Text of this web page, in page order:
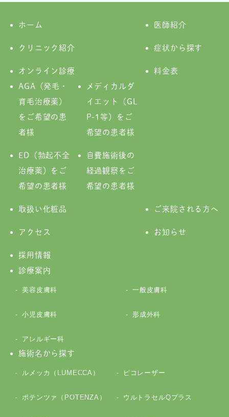
ホーム 医師紹介
クリニック紹介 症状から探す
オンライン診療
AGA（発毛・
育毛治療薬）
をご希望の患
者様
メディカルダ
イエット（GL
P-1等）をご
希望の患者様
ED（勃起不全
治療薬）をご
希望の患者様
自費施術後の
経過観察をご
希望の患者様
料金表
取扱い化粧品 ご来院される方へ
アクセス お知らせ
採用情報
診療案内
美容皮膚科 一般皮膚科
小児皮膚科 形成外科
アレルギー科
施術名から探す
ルメッカ（LUMECCA） ピコレーザー
ポテンツァ（POTENZA） ウルトラセルQプラス